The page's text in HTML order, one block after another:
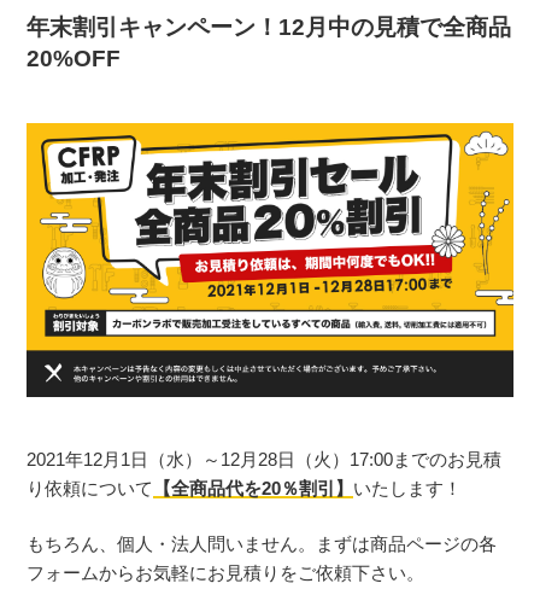
年末割引キャンペーン！12月中の見積で全商品
20%OFF
2021年12月1日（水）～12月28日（火）17:00までのお見積
り依頼について
【全商品代を20％割引】 いたします！
もちろん、個人・法人問いません。まずは商品ページの各
フォームからお気軽にお見積りをご依頼下さい。